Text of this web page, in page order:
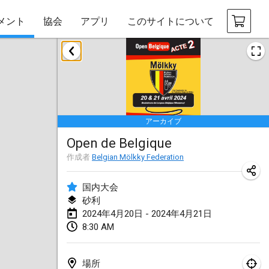
ント 協会 アプリ このサイトについて
アーカイブ
Open de Belgique
作成者 Belgian Mölkky Federation
国内大会
砂利
2024年4月20日 - 2024年4月21日
8:30 AM
場所
2024年1月
2024年1月20日|ドイツ
Indoor Polish Open 2024 - Singles
2024年1月20日| ポーランド
Open de Boulay Triplette
2024年1月20日
Tournoi Mixte ASPTTOM
2024年1月20日